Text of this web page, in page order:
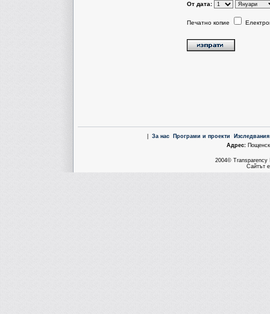
От дата:
Печатно копие
За нас Програми и проекти
Aдрес:
2004© Transparency
Сайтът